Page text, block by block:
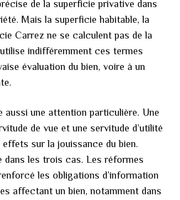
de la superficie privative dans
Mais la superficie habitable, la
Carrez ne se calculent pas de la
indifféremment ces termes
évaluation du bien, voire à un
aussi une attention particulière. Une
de vue et une servitude d’utilité
effets sur la jouissance du bien.
dans les trois cas. Les réformes
les obligations d’information
affectant un bien, notamment dans